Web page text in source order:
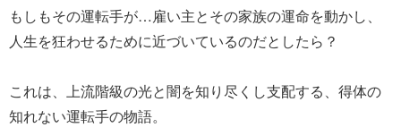
もしもその運転手が…雇い主とその家族の運命を動かし、
人生を狂わせるために近づいているのだとしたら？
これは、上流階級の光と闇を知り尽くし支配する、得体の
知れない運転手の物語。